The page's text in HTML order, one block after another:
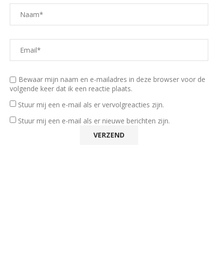
Bewaar mijn naam en e-mailadres in deze browser voor de
volgende keer dat ik een reactie plaats.
Stuur mij een e-mail als er vervolgreacties zijn.
Stuur mij een e-mail als er nieuwe berichten zijn.